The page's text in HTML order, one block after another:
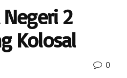
2
Kolosal
0